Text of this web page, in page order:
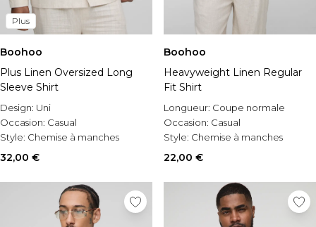
Plus
Boohoo
Plus Linen Oversized Long
Sleeve Shirt
Design: Uni
Occasion: Casual
Style: Chemise à manches
longues
32,00 €
Boohoo
Heavyweight Linen Regular
Fit Shirt
Longueur: Coupe normale
Occasion: Casual
Style: Chemise à manches
courtes
22,00 €